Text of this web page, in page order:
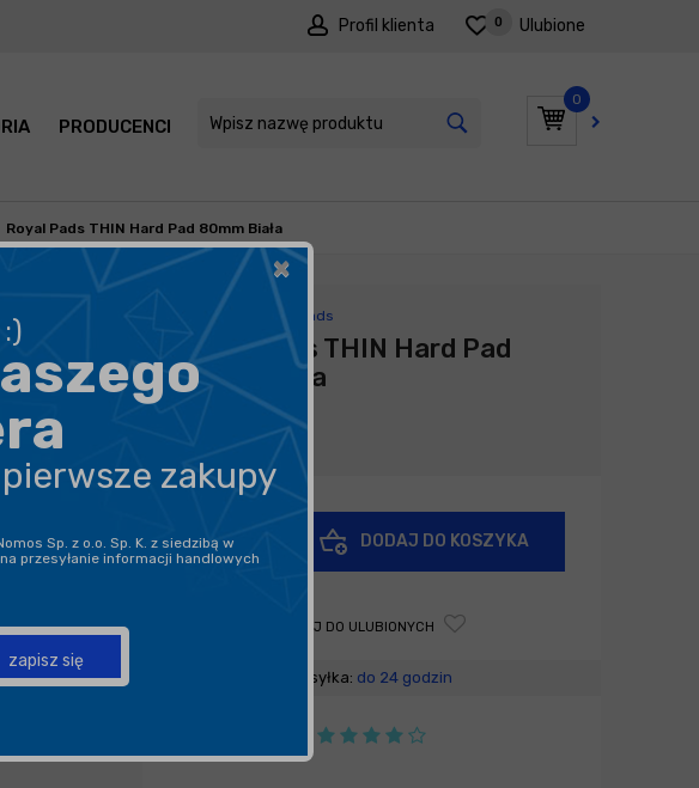
Profil klienta Ulubione
0
0
PRODUCENCI PROMOCJE
Royal Pads THIN Hard Pad 80mm Biała
Producent: Royal Pads
Royal Pads THIN Hard Pad
80mm Biała
17,99 zł
-
DODAJ DO KOSZYKA
DODAJ DO ULUBIONYCH
Wysyłka: do 24 godzin
×
zakupy
Sp. z o.o. Sp. K. z siedzibą w
przesyłanie informacji handlowych
zapisz się